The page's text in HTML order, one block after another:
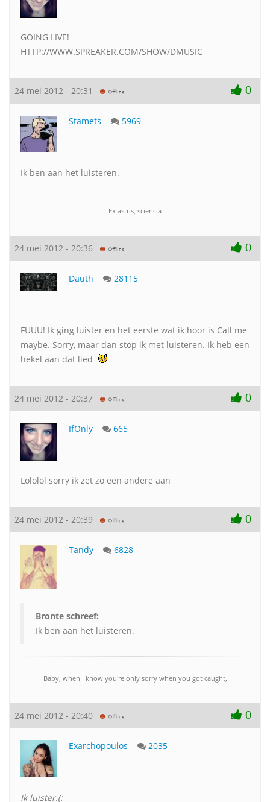
GOING LIVE!
HTTP://WWW.SPREAKER.COM/SHOW/DMUSIC
24 mei 2012 - 20:31 0
Stamets 5969
Ik ben aan het luisteren.
Ex astris, sciencia
24 mei 2012 - 20:36 0
Dauth 28115
FUUU! Ik ging luister en het eerste wat ik hoor is Call me
maybe. Sorry, maar dan stop ik met luisteren. Ik heb een
hekel aan dat lied
24 mei 2012 - 20:37 0
IfOnly 665
Lololol sorry ik zet zo een andere aan
24 mei 2012 - 20:39 0
Tandy 6828
Bronte schreef:
Ik ben aan het luisteren.
Baby, when I know you're only sorry when you got caught,
24 mei 2012 - 20:40 0
Exarchopoulos 2035
Ik luister.(: